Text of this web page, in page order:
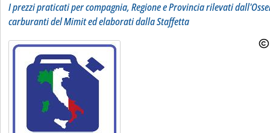
I prezzi praticati per compagnia, Regione e Provincia rilevati
carburanti del Mimit ed elaborati dalla Staffetta